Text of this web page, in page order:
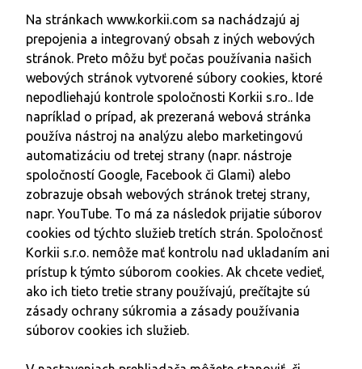
Na stránkach www.korkii.com sa nachádzajú aj
prepojenia a integrovaný obsah z iných webových
stránok. Preto môžu byť počas používania našich
webových stránok vytvorené súbory cookies, ktoré
nepodliehajú kontrole spoločnosti Korkii s.ro.. Ide
napríklad o prípad, ak prezeraná webová stránka
používa nástroj na analýzu alebo marketingovú
automatizáciu od tretej strany (napr. nástroje
spoločností Google, Facebook či Glami) alebo
zobrazuje obsah webových stránok tretej strany,
napr. YouTube. To má za následok prijatie súborov
cookies od týchto služieb tretích strán. Spoločnosť
Korkii s.r.o. nemôže mať kontrolu nad ukladaním ani
prístup k týmto súborom cookies. Ak chcete vedieť,
ako ich tieto tretie strany používajú, prečítajte sú
zásady ochrany súkromia a zásady používania
súborov cookies ich služieb.